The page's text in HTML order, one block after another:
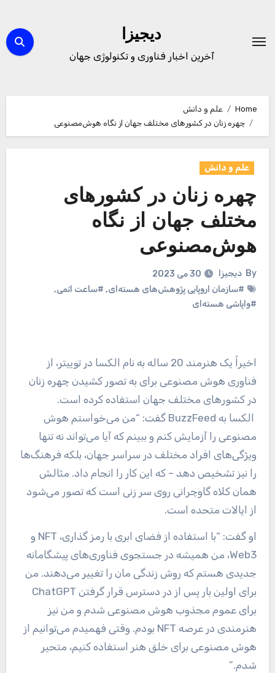
content
دیجیزا
آخرین اخبار فناوری و تکنولوژی جهان
Home
علم و دانش
چهره زنان در کشورهای مختلف جهان از نگاه هوش‌مصنوعی
علم و دانش
چهره زنان در کشورهای
مختلف جهان از نگاه
هوش‌مصنوعی
By دیجیزا
30 می 2023
#سازمان اروپایی پژوهش‌های هسته‌ای, #ساعت اتمی,
#واپاشی هسته‌ای
اخیراً یک هنرمند 20 ساله به نام الکسا در توییتر، از
فناوری هوش مصنوعی برای به تصور کشیدن چهره زنان
در کشورهای مختلف جهان استفاده کرده است.
الکسا به BuzzFeed گفت: “من می‌خواستم هوش
مصنوعی را آزمایش کنم و ببینم که آیا می‌تواند نه تنها
ویژگی‌های افراد مختلف در سراسر جهان، بلکه فرهنگ‌ها
را نیز تشخیص دهد – که این کار را انجام داد. مثالش
همان کلاه گاوچرانی روی سر زنی است که تصور می‌شود
از ایالات متحده است.
او گفت: “با استفاده از فضای ابری با رمز گذاری، NFT و
Web3، من همیشه در جستجوی فناوری‌های پیشگامانه
جدیدی هستم که روش زندگی مان را تغییر می‌دهند. من
برای اولین بار پس از در دسترس قرار گرفتن ChatGPT
برای عموم مجذوب هوش مصنوعی شدم و من نیز
هنرمندی در عرصه NFT بودم. وقتی فهمیدم می‌توانیم از
هوش مصنوعی برای خلق هنر استفاده کنیم، متحیر
شدم.”